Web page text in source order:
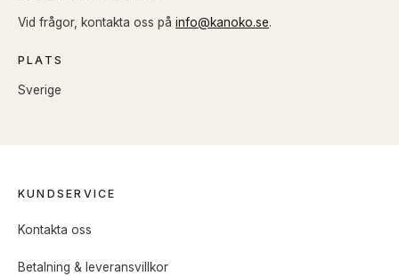
Vid frågor, kontakta oss på info@kanoko.se.
PLATS
Sverige
KUNDSERVICE
Kontakta oss
Betalning & leveransvillkor